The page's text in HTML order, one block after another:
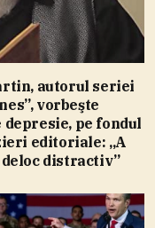
autorul seriei
vorbeşte
depresie, pe fondul
editoriale: „A
distractiv”